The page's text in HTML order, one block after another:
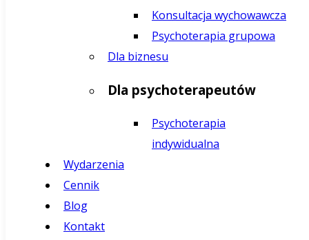
Konsultacja wychowawcza
Psychoterapia grupowa
Dla biznesu
Dla psychoterapeutów
Psychoterapia
indywidualna
Wydarzenia
Cennik
Blog
Kontakt